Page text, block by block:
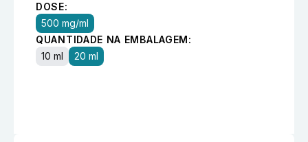
DOSE:
500 mg/ml
QUANTIDADE NA EMBALAGEM:
10 ml
20 ml